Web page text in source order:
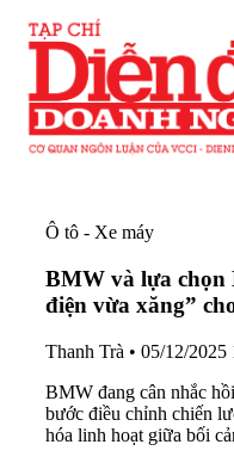
Ô tô - Xe máy
BMW và lựa chọn
điện vừa xăng”
Thanh Trà • 05/12/2025
BMW đang cân nhắc
bước điều chỉnh chiến
hóa linh hoạt giữa bối